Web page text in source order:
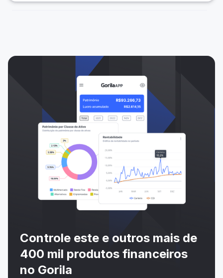
Controle este e outros mais de
400 mil produtos financeiros
no Gorila